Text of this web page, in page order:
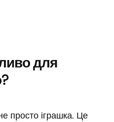
для
просто іграшка. Це